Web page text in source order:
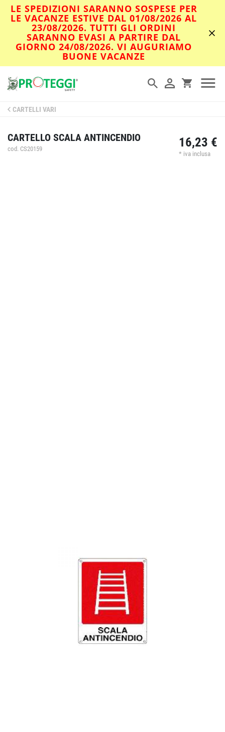
LE SPEDIZIONI SARANNO SOSPESE PER
LE VACANZE ESTIVE DAL 01/08/2026 AL
23/08/2026. TUTTI GLI ORDINI
SARANNO EVASI A PARTIRE DAL
GIORNO 24/08/2026. VI AUGURIAMO
BUONE VACANZE
CARTELLI VARI
CARTELLO SCALA ANTINCENDIO
cod. CS20159 16,23 €
* iva inclusa